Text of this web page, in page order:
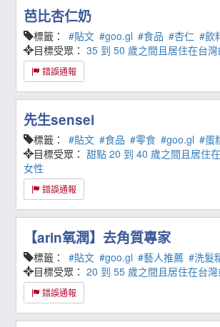
芭比杏仁奶
標籤： #貼文 #goo.gl #食品 #杏仁 #飲
目標受眾：35 到 50 歲之間且居住在台
錯誤通報
先生sensei
標籤： #貼文 #食品 #零食 #goo.gl #蛋
目標受眾：甜點 20 到 40 歲之間且居住
女性
錯誤通報
【arin氧潤】去角質專家
標籤： #貼文 #goo.gl #藝人推薦 #洗髮
目標受眾：20 到 55 歲之間且居住在台
錯誤通報